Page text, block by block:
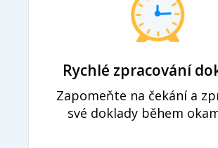
Rychlé zpracování
Zapomeňte na čekání a
své doklady během